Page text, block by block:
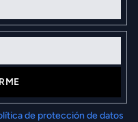
de protección de datos